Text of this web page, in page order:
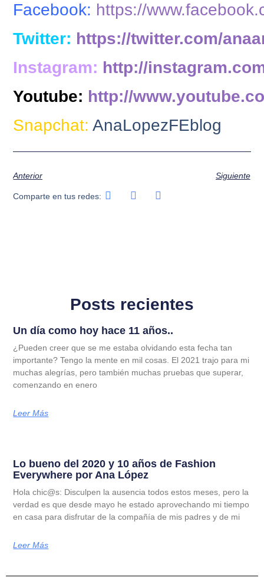
Facebook: https://
Twitter: https://twitter.com/
Instagram: http://
Youtube: http://
Snapchat: AnaLopezFEblog
Anterior Siguiente
Comparte en tus redes:
Posts recientes
Un día como hoy hace 11 años..
¿Pueden creer que se me estaba olvidando esta fecha tan
importante? Tengo la mente en mil cosas. El 2021 trajo para mi
muchas alegrías, pero también muchas pruebas que superar,
comenzando en enero
Leer Más
Lo bueno del 2020 y 10 años de Fashion
Everywhere por Ana López
Hola chic@s: Disculpen la ausencia todos estos meses, pero la
verdad es que desde mayo he estado aprovechando mi tiempo
en casa para disfrutar de la compañía de mis padres y de mi
Leer Más